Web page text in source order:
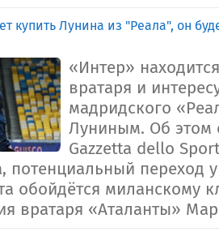
купить Лунина из "Реала", он
«Интер»
вратаря и
мадридского
Луниным. Об этом
Gazzetta dello
потенциальный переход
обойдётся миланскому
вратаря «Аталанты»